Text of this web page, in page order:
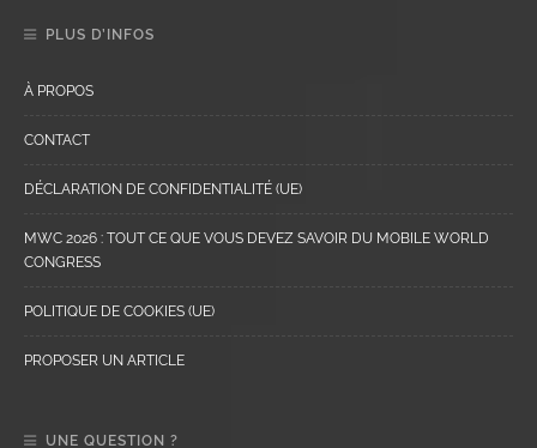
PLUS D’INFOS
À PROPOS
CONTACT
DÉCLARATION DE CONFIDENTIALITÉ (UE)
MWC 2026 : TOUT CE QUE VOUS DEVEZ SAVOIR DU MOBILE WORLD
CONGRESS
POLITIQUE DE COOKIES (UE)
PROPOSER UN ARTICLE
UNE QUESTION ?